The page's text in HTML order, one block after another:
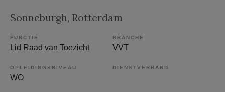
Sonneburgh, Rotterdam
FUNCTIE
Lid Raad van Toezicht
BRANCHE
VVT
OPLEIDINGSNIVEAU
WO
DIENSTVERBAND